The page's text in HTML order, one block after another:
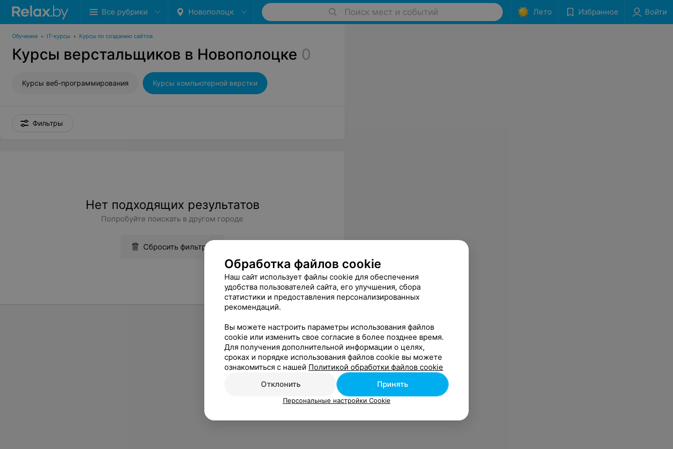
Все рубрики Новополоцк Поиск мест и событий Лето Избранное Войти
Обучение • IT-курсы • Курсы по созданию сайтов
Курсы верстальщиков в Новополоцке 0
Курсы веб-программирования Курсы компьютерной верстки
Фильтры
Нет подходящих результатов
Попробуйте поискать в другом городе
Сбросить фильтры
Обработка файлов cookie
Наш сайт использует файлы cookie для обеспечения
удобства пользователей сайта, его улучшения, сбора
статистики и предоставления персонализированных
рекомендаций.
Вы можете настроить параметры использования файлов
cookie или изменить свое согласие в более позднее время.
Для получения дополнительной информации о целях,
сроках и порядке использования файлов cookie вы можете
ознакомиться с нашей Политикой обработки файлов cookie
Отклонить
Принять
Персональные настройки Cookie